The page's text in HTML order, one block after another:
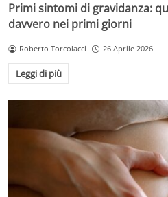
Primi sintomi di gravidanza:
davvero nei primi giorni
Roberto Torcolacci 26 Aprile 2026
Leggi di più